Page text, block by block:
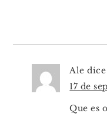
Ale dice
17 de
Que es